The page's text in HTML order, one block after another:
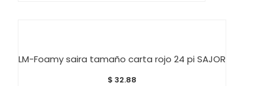
LM-Foamy saira tamaño carta rojo 24 pi SAJOR
$ 32.88